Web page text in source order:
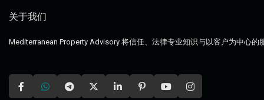
关于我们
Mediterranean Property Advisory 将信任、法律专业知识与以客户为中心